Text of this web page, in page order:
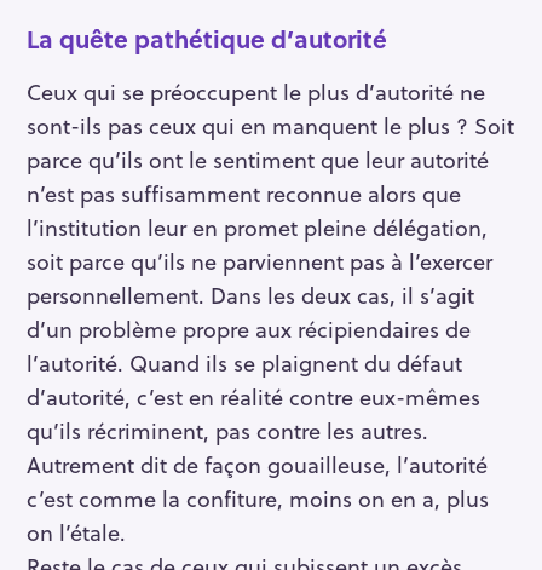
La quête pathétique d’autorité
Ceux qui se préoccupent le plus d’autorité ne
sont-ils pas ceux qui en manquent le plus ? Soit
parce qu’ils ont le sentiment que leur autorité
n’est pas suffisamment reconnue alors que
l’institution leur en promet pleine délégation,
soit parce qu’ils ne parviennent pas à l’exercer
personnellement. Dans les deux cas, il s’agit
d’un problème propre aux récipiendaires de
l’autorité. Quand ils se plaignent du défaut
d’autorité, c’est en réalité contre eux-mêmes
qu’ils récriminent, pas contre les autres.
Autrement dit de façon gouailleuse, l’autorité
c’est comme la confiture, moins on en a, plus
on l’étale.